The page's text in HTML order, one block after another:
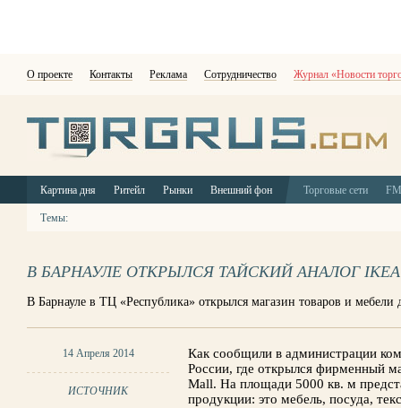
О проекте Контакты Реклама Сотрудничество Журнал «Новости
Картина дня Ритейл Рынки Внешний фон Торговые сети
Темы:
В БАРНАУЛЕ ОТКРЫЛСЯ ТАЙСКИЙ АНАЛОГ IKEA
В Барнауле в ТЦ «Республика» открылся магазин товаров и
14 Апреля 2014
ИСТОЧНИК
Как сообщили в администрации
России, где открылся фирменный
Mall. На площади 5000 кв. м
продукции: это мебель, посуда,